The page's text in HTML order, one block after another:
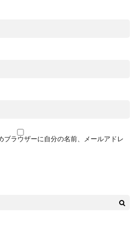
ブラウザーに自分の名前、メールアドレ